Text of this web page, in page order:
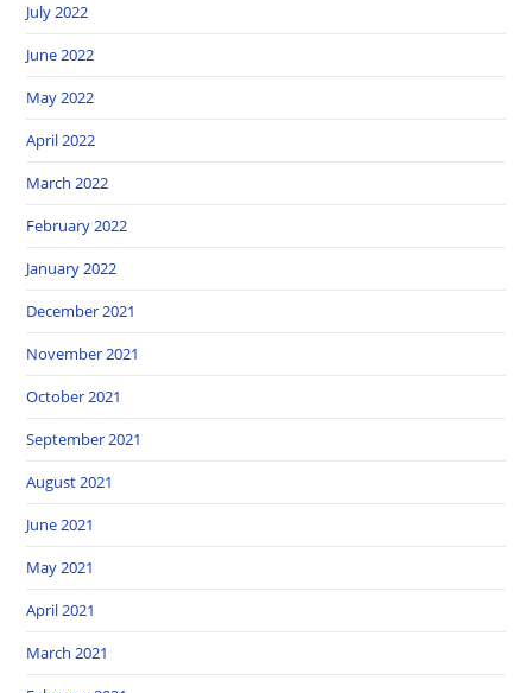
July 2022
June 2022
May 2022
April 2022
March 2022
February 2022
January 2022
December 2021
November 2021
October 2021
September 2021
August 2021
June 2021
May 2021
April 2021
March 2021